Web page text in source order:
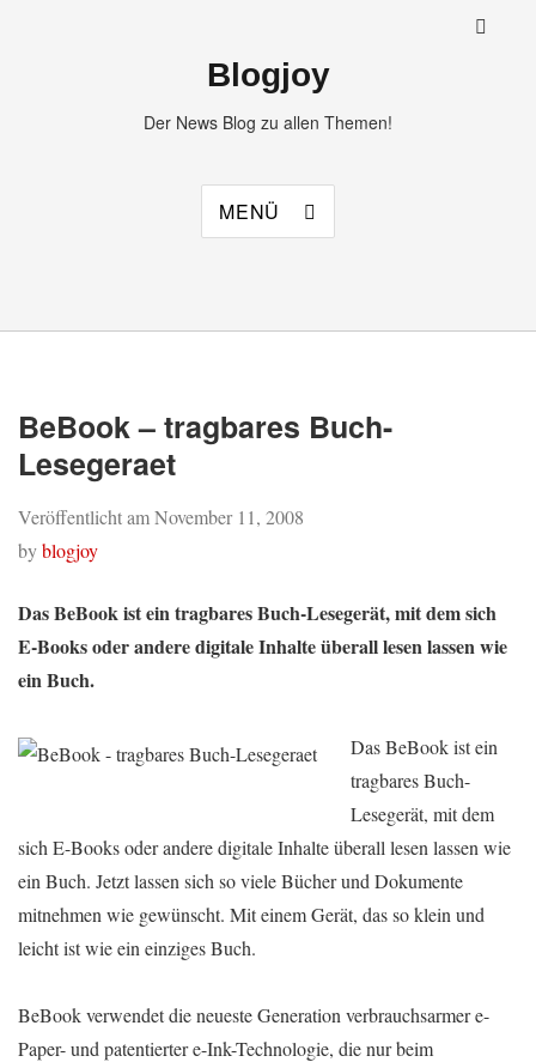
Blogjoy
Der News Blog zu allen Themen!
MENÜ
BeBook – tragbares Buch-
Lesegeraet
Veröffentlicht amNovember 11, 2008
byblogjoy
Das BeBook ist ein tragbares Buch-Lesegerät, mit dem sich
E-Books oder andere digitale Inhalte überall lesen lassen wie
ein Buch.
Das BeBook ist ein
tragbares Buch-
Lesegerät, mit dem
sich E-Books oder andere digitale Inhalte überall lesen lassen wie
ein Buch. Jetzt lassen sich so viele Bücher und Dokumente
mitnehmen wie gewünscht. Mit einem Gerät, das so klein und
leicht ist wie ein einziges Buch.
BeBook verwendet die neueste Generation verbrauchsarmer e-
Paper- und patentierter e-Ink-Technologie, die nur beim